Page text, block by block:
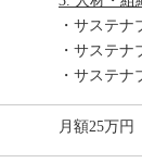
・サステ
・サステ
・サステ
月額25万